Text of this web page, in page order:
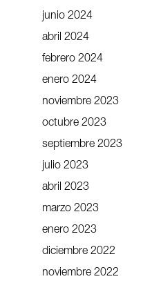
junio 2024
abril 2024
febrero 2024
enero 2024
noviembre 2023
octubre 2023
septiembre 2023
julio 2023
abril 2023
marzo 2023
enero 2023
diciembre 2022
noviembre 2022